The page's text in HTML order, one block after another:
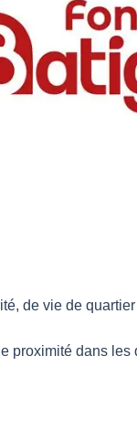
de vie de
proximité dans